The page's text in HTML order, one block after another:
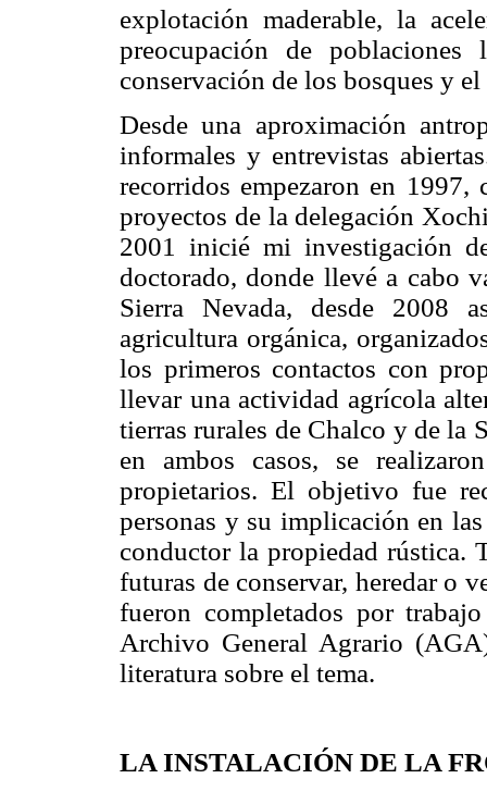
explotación maderable, la
preocupación de
conservación de los bosques y el
Desde una aproximación
informales y entrevistas
recorridos empezaron en
proyectos de la delegación
2001 inicié mi investigación
doctorado, donde llevé a cabo
Sierra Nevada, desde 2008
agricultura orgánica,
los primeros contactos con
llevar una actividad agrícola
tierras rurales de Chalco y de la
en ambos casos, se
propietarios. El objetivo fue
personas y su implicación en
conductor la propiedad rústica.
futuras de conservar, heredar o
fueron completados por
Archivo General Agrario
literatura sobre el tema.
LA INSTALACIÓN DE LA